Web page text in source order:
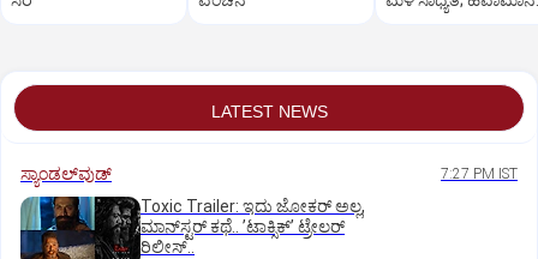
LATEST NEWS
ಸ್ಯಾಂಡಲ್‌ವುಡ್‌ 7:27 PM IST
Toxic Trailer: ಇದು ಜೋಕರ್‌ ಅಲ್ಲ,
ಮಾನ್‌ಸ್ಟರ್‌ ಕಥೆ.. ʼಟಾಕ್ಸಿಕ್‌ʼ ಟ್ರೇಲರ್‌
ರಿಲೀಸ್..